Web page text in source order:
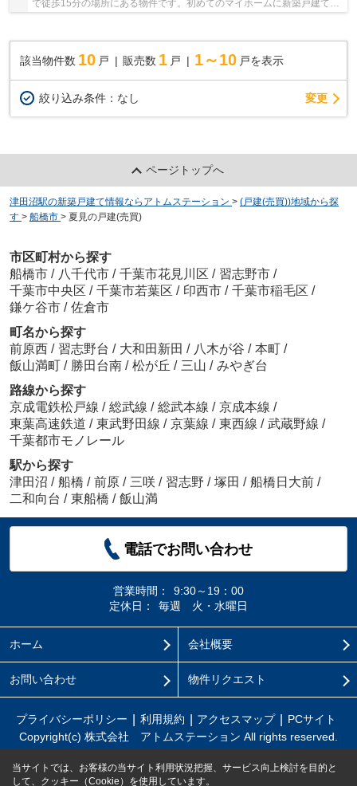
で徒歩15分の場所にある物件です。初めてのマイホームに新築戸建ては
該当物件数 10 戸 販売数 1 戸 1～10 戸を表示
絞り込み条件： なし 変更
ページトップへ
津田沼駅の新築戸建て情報ならアトムステーション > (戸建(売買))地域から探
す > 船橋市 > 夏見の戸建(売買)
市区町村から探す
船橋市 / 八千代市 / 千葉市花見川区 / 習志野市 /
千葉市中央区 / 千葉市若葉区 / 印西市 / 千葉市稲毛区 /
鎌ケ谷市 / 佐倉市
町名から探す
前原西 / 習志野台 / 大和田新田 / 八木が谷 / 本町 /
飯山満町 / 勝田台南 / 松が丘 / 三山 / みやぎ台
路線から探す
京成電鉄松戸線 / 総武線 / 総武本線 / 京成本線 /
東葉高速鉄道 / 東武野田線 / 京葉線 / 東西線 / 武蔵野線 /
千葉都市モノレール
駅から探す
津田沼 / 船橋 / 前原 / 三咲 / 習志野 / 塚田 / 船橋日大前 /
二和向台 / 東船橋 / 飯山満
電話でお問い合わせ
営業時間：
9:30～19：00
定休日：
毎週 火・水曜日
ホーム 会社概要
お問い合わせ 物件リクエスト
プライバシーポリシー 利用規約 アクセスマップ
PCサイト
Copyright(c) 株式会社 アトムステーション All rights reserved.
当サイトでは、お客様の当サイト利用状況把握、サービス向上検討を目的と
して、クッキー（Cookie）を使用しています。